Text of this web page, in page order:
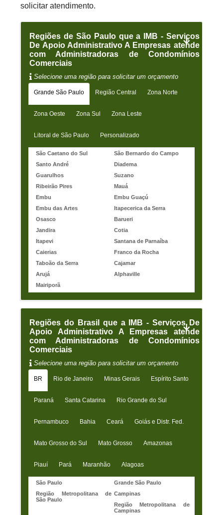
solicitar atendimento.
Regiões de São Paulo que a IMB - Serviços
De Apoio Administrativo A Empresas atende
com Administradoras de Condomínios
Comerciais
Selecione uma região para solicitar um orçamento
Grande São Paulo Região Central Zona Norte
Zona Oeste Zona Sul Zona Leste
Litoral de São Paulo Personalizado
São Caetano do Sul
São Bernardo do Campo
Santo André
Diadema
Guarulhos
Suzano
Ribeirão Pires
Mauá
Embu
Embu Guaçú
Embu das Artes
Itapecerica da Serra
Osasco
Barueri
Jandira
Cotia
Itapevi
Santana de Parnaíba
Caierias
Franco da Rocha
Taboão da Serra
Cajamar
Arujá
Alphaville
Mairiporã
Regiões do Brasil que a IMB - Serviços De
Apoio Administrativo A Empresas atende
com Administradoras de Condomínios
Comerciais
Selecione uma região para solicitar um orçamento
BR Rio de Janeiro Minas Gerais Espírito Santo
Paraná Santa Catarina Rio Grande do Sul
Pernambuco Bahia Ceará Goiás e Distr. Fed.
Mato Grosso do Sul Mato Grosso Amazonas
Piauí Pará Maranhão Alagoas
São Paulo
Grande São Paulo
Região Metropolitana de
São Paulo
Campinas
Região Metropolitana de
Campinas